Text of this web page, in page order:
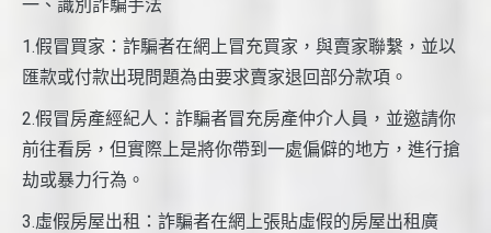
一、識別詐騙手法
1.假冒買家：詐騙者在網上冒充買家，與賣家聯繫，並以
匯款或付款出現問題為由要求賣家退回部分款項。
2.假冒房產經紀人：詐騙者冒充房產仲介人員，並邀請你
前往看房，但實際上是將你帶到一處偏僻的地方，進行搶
劫或暴力行為。
3.虛假房屋出租：詐騙者在網上張貼虛假的房屋出租廣